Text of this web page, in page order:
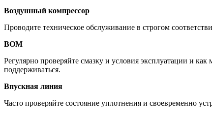
Воздушный компрессор
Проводите техническое обслуживание в строгом
ВОМ
Регулярно проверяйте смазку и условия эксплуатации и
поддерживаться.
Впускная линия
Часто проверяйте состояние уплотнения и своевременно